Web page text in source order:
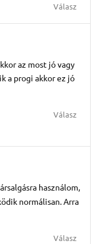
Válasz
az most jó vagy
a progi akkor ez jó
Válasz
használom,
normálisan. Arra
Válasz